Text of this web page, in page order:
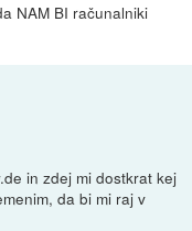
NAM BI računalniki
in zdej mi dostkrat kej
da bi mi raj v